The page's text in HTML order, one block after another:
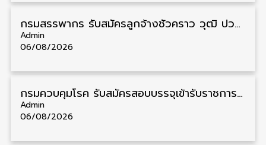
กรมสรรพากร รับสมัครลูกจ้างชั่วคราว วุฒิ ปวช./ป.ตรี 138 อัตรา รับสมัคร 17 – 31 สิงหาคม
Admin
06/08/2026
กรมควบคุมโรค รับสมัครสอบบรรจุเข้ารับราชการ วุฒิ ปวส./ป.ตรี 17 อัตรา รับสมัคร 17 สิงหาคม – 4 กันยายน
Admin
06/08/2026